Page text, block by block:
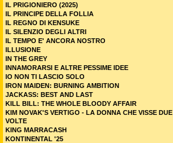
IL PRIGIONIERO (2025)
IL PRINCIPE DELLA FOLLIA
IL REGNO DI KENSUKE
IL SILENZIO DEGLI ALTRI
IL TEMPO E' ANCORA NOSTRO
ILLUSIONE
IN THE GREY
INNAMORARSI E ALTRE PESSIME IDEE
IO NON TI LASCIO SOLO
IRON MAIDEN: BURNING AMBITION
JACKASS: BEST AND LAST
KILL BILL: THE WHOLE BLOODY AFFAIR
KIM NOVAK'S VERTIGO - LA DONNA CHE VISSE DUE
VOLTE
KING MARRACASH
KONTINENTAL '25